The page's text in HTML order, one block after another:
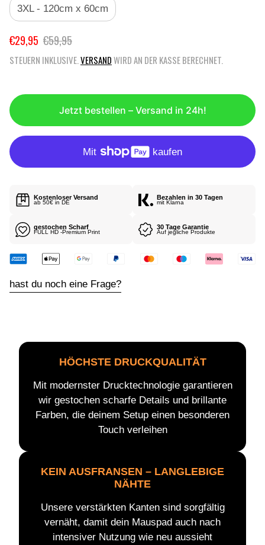
3XL - 120cm x 60cm
V
R
U
F
S
P
R
E
€29,95 R
G
E
R
S
€59,95
STEUERN INKLUSIVE. VERSANDWIRD AN DER KASSE BERECHNET.
Jetzt bestellen – Versand in 24h!
Kostenloser Versand
ab 50€ in DE
Bezahlen in 30 Tagen
mit Klarna
gestochen Scharf
FULL HD -Premium Print
30 Tage Garantie
Auf jegliche Produkte
hast du noch eine Frage?
HÖCHSTE DRUCKQUALITÄT
Mit modernster Drucktechnologie garantieren
wir gestochen scharfe Details und brillante
Farben, die deinem Setup einen besonderen
Touch verleihen
KEIN AUSFRANSEN – LANGLEBIGE
NÄHTE
Unsere verstärkten Kanten sind sorgfältig
vernäht, damit dein Mauspad auch nach
intensiver Nutzung wie neu aussieht